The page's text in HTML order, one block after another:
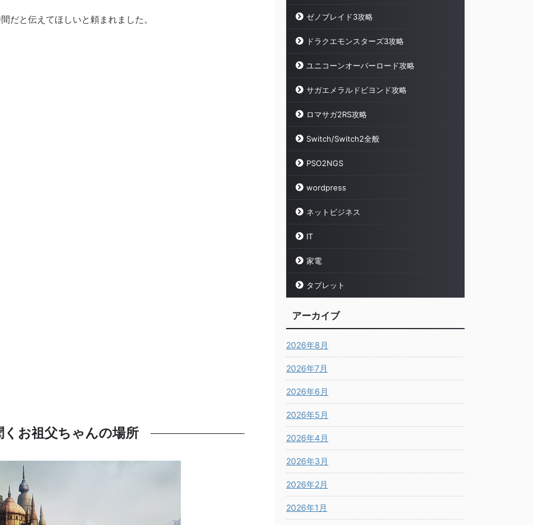
だと伝えてほしいと頼まれました。
くお祖父ちゃんの場所
ゼノブレイド3攻略
ドラクエモンスターズ3攻略
ユニコーンオーバーロード攻略
サガエメラルドビヨンド攻略
ロマサガ2RS攻略
Switch/Switch2全般
PSO2NGS
wordpress
ネットビジネス
IT
家電
タブレット
アーカイブ
2026年8月
2026年7月
2026年6月
2026年5月
2026年4月
2026年3月
2026年2月
2026年1月